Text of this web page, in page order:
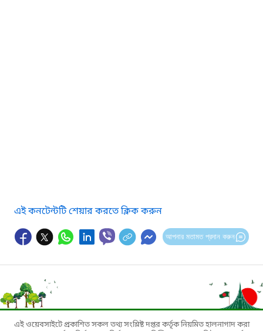
এই কনটেন্টটি শেয়ার করতে ক্লিক করুন
আপনার মতামত প্রদান করুন
এই ওয়েবসাইটে প্রকাশিত সকল তথ্য সংশ্লিষ্ট দপ্তর কর্তৃক নিয়মিত হালনাগাদ করা